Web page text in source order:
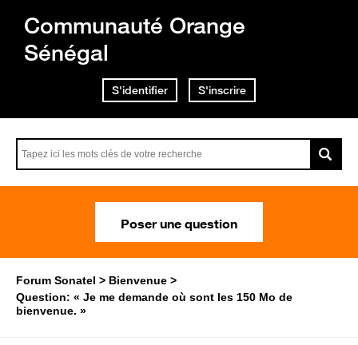
Communauté Orange
Sénégal
S'identifier S'inscrire
Poser une question
Forum Sonatel
Bienvenue
Question: « Je me demande où sont les 150 Mo de
bienvenue. »